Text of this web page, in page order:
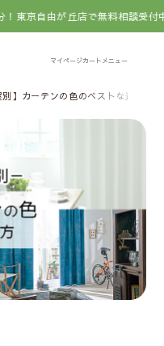
由が丘店で無料相談受付中！詳
別】カーテンの色のベストな選び方